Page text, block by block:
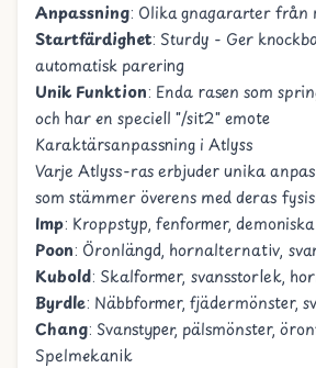
Anpassning: Olika gnagararter från
Startfärdighet: Sturdy - Ger
automatisk parering
Unik Funktion: Enda rasen som
och har en speciell "/sit2" emote
Karaktärsanpassning i Atlyss
Varje Atlyss-ras erbjuder unika
som stämmer överens med deras
Imp: Kroppstyp, fenformer,
Poon: Öronlängd, hornalternativ,
Kubold: Skalformer, svansstorlek,
Byrdle: Näbbformer, fjädermönster,
Chang: Svanstyper, pälsmönster,
Spelmekanik